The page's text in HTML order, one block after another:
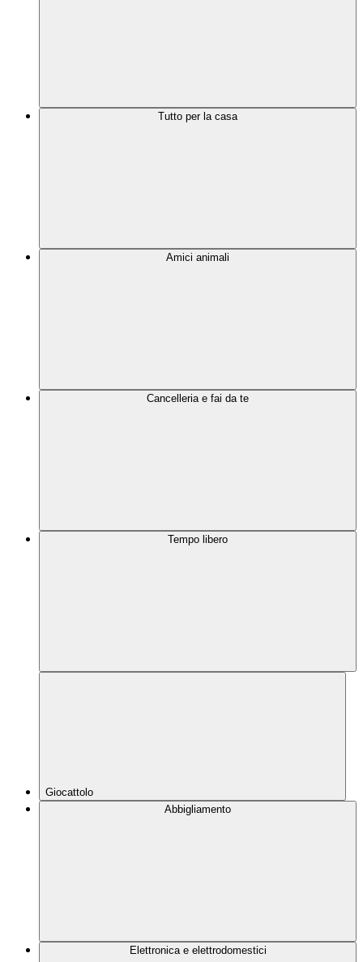
Tutto per la casa
Amici animali
Cancelleria e fai da te
Tempo libero
Giocattolo
Abbigliamento
Elettronica e elettrodomestici